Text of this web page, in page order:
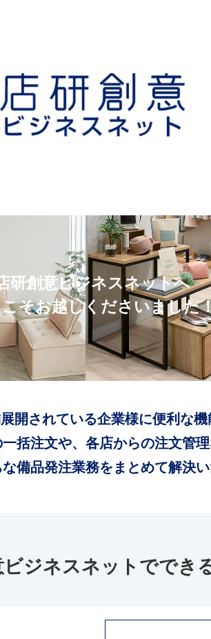
研創意ビジネスネットへ
そお越しくださいました
開されている企業様に便利な
括注文や、各店からの注文管理
備品発注業務をまとめて解決い
ビジネスネットででき